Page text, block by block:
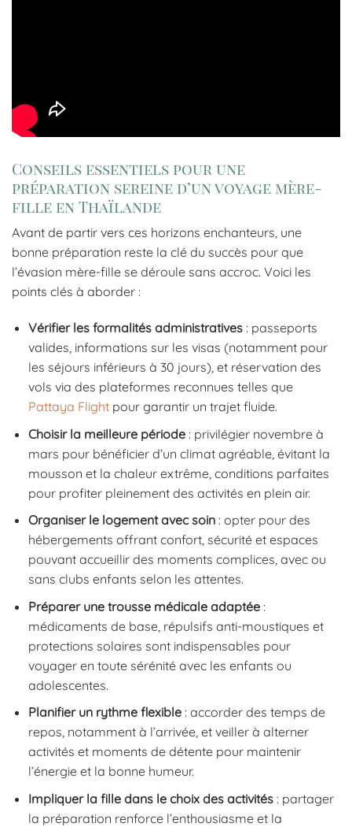
Conseils essentiels pour une
préparation sereine d’un voyage mère-
fille en Thaïlande
Avant de partir vers ces horizons enchanteurs, une
bonne préparation reste la clé du succès pour que
l’évasion mère-fille se déroule sans accroc. Voici les
points clés à aborder :
Vérifier les formalités administratives: passeports
valides, informations sur les visas (notamment pour
les séjours inférieurs à 30 jours), et réservation des
vols via des plateformes reconnues telles que
Pattaya Flightpour garantir un trajet fluide.
Choisir la meilleure période: privilégier novembre à
mars pour bénéficier d’un climat agréable, évitant la
mousson et la chaleur extrême, conditions parfaites
pour profiter pleinement des activités en plein air.
Organiser le logement avec soin: opter pour des
hébergements offrant confort, sécurité et espaces
pouvant accueillir des moments complices, avec ou
sans clubs enfants selon les attentes.
Préparer une trousse médicale adaptée:
médicaments de base, répulsifs anti-moustiques et
protections solaires sont indispensables pour
voyager en toute sérénité avec les enfants ou
adolescentes.
Planifier un rythme flexible: accorder des temps de
repos, notamment à l’arrivée, et veiller à alterner
activités et moments de détente pour maintenir
l’énergie et la bonne humeur.
Impliquer la fille dans le choix des activités: partager
la préparation renforce l’enthousiasme et la